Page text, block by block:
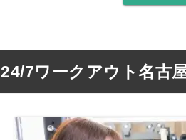
24/7ワークアウト名古